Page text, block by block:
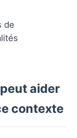
de
aider
contexte